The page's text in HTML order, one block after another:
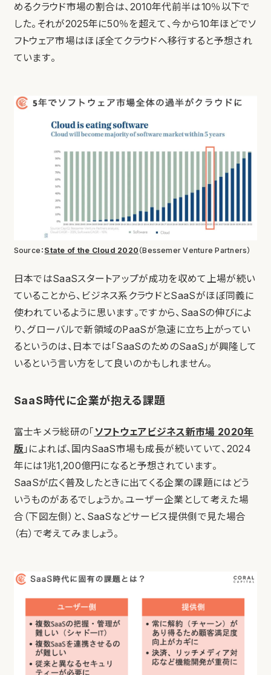
めるクラウド市場の割合は、2010年代前半は10％以下で
した。それが2025年に50％を超えて、今から10年ほどでソ
フトウェア市場はほぼ全てクラウドへ移行すると予想され
ています。
Source： State of the Cloud 2020 （Bessemer Venture Partners）
日本ではSaaSスタートアップが成功を収めて上場が続い
ていることから、ビジネス系クラウドとSaaSがほぼ同義に
使われているように思います。ですから、SaaSの伸びによ
り、グローバルで新領域のPaaSが急速に立ち上がってい
るというのは、日本では「SaaSのためのSaaS」が興隆して
いるという言い方をして良いのかもしれません。
SaaS時代に企業が抱える課題
富士キメラ総研の「 ソフトウェアビジネス新市場 2020年
版 」によれば、国内SaaS市場も成長が続いていて、2024
年には1兆1,200億円になると予想されています。
SaaSが広く普及したときに出てくる企業の課題にはどう
いうものがあるでしょうか。ユーザー企業として考えた場
合（下図左側）と、SaaSなどサービス提供側で見た場合
（右）で考えてみましょう。